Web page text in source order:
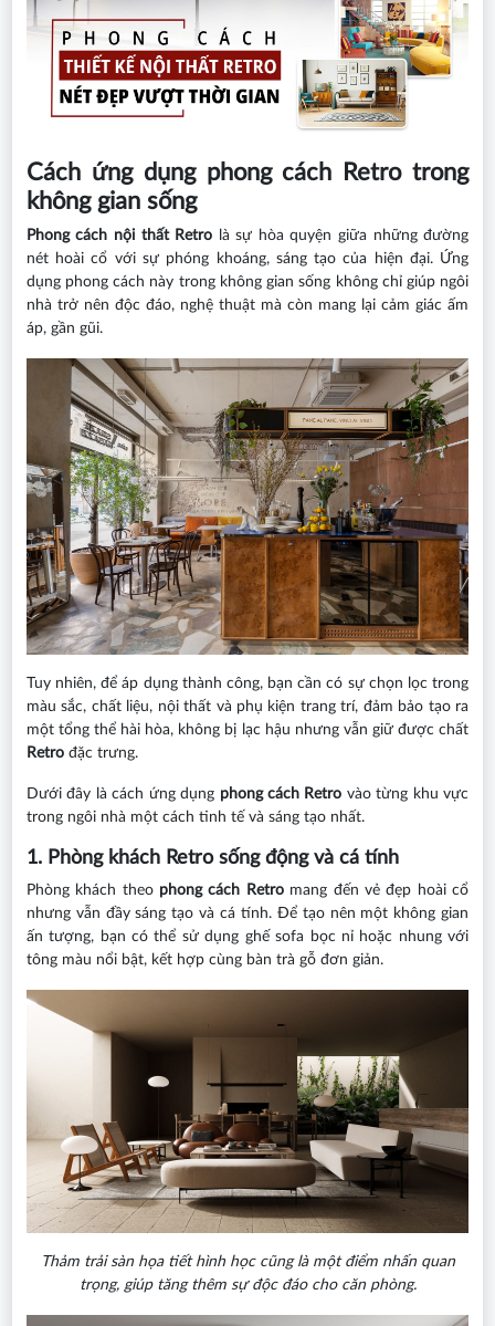
Cách ứng dụng phong cách Retro trong
không gian sống
Phong cách nội thất Retro
là sự hòa quyện giữa những đường
nét hoài cổ với sự phóng khoáng, sáng tạo của hiện đại. Ứng
dụng phong cách này trong không gian sống không chỉ giúp ngôi
nhà trở nên độc đáo, nghệ thuật mà còn mang lại cảm giác ấm
áp, gần gũi.
Tuy nhiên, để áp dụng thành công, bạn cần có sự chọn lọc trong
màu sắc, chất liệu, nội thất và phụ kiện trang trí, đảm bảo tạo ra
một tổng thể hài hòa, không bị lạc hậu nhưng vẫn giữ được chất
Retrođặc trưng.
Dưới đây là cách ứng dụng phong cách Retro vào từng khu vực
trong ngôi nhà một cách tinh tế và sáng tạo nhất.
1. Phòng khách Retro sống động và cá tính
Phòng khách theo phong cách Retromang đến vẻ đẹp hoài cổ
nhưng vẫn đầy sáng tạo và cá tính. Để tạo nên một không gian
ấn tượng, bạn có thể sử dụng ghế sofa bọc nỉ hoặc nhung với
tông màu nổi bật, kết hợp cùng bàn trà gỗ đơn giản.
Thảm trải sàn họa tiết hình học cũng là một điểm nhấn quan
trọng, giúp tăng thêm sự độc đáo cho căn phòng.